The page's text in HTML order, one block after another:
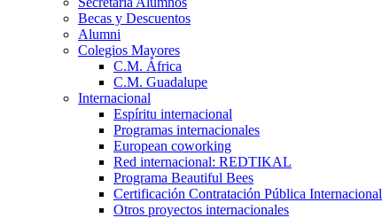
Becas y Descuentos
Alumni
Colegios Mayores
C.M. África
C.M. Guadalupe
Internacional
Espíritu internacional
Programas internacionales
European coworking
Red internacional: REDTIKAL
Programa Beautiful Bees
Certificación Contratación Pública Internacional
Otros proyectos internacionales